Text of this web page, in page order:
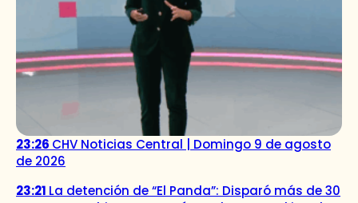
23:26 CHV Noticias Central | Domingo 9 de agosto
de 2026
23:21 La detención de “El Panda”: Disparó más de 30